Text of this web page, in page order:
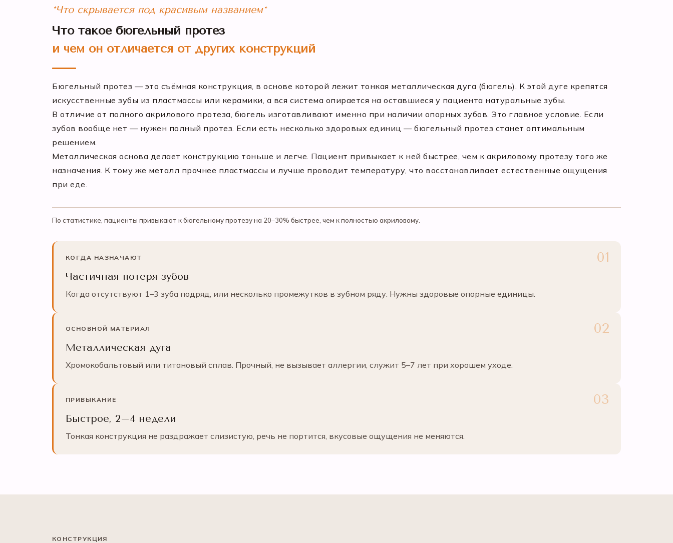
*Что скрывается под красивым названием*
Что такое бюгельный протез
и чем он отличается от других конструкций
Бюгельный протез — это съёмная конструкция, в основе которой лежит тонкая металлическая дуга (бюгель). К этой дуге крепятся
искусственные зубы из пластмассы или керамики, а вся система опирается на оставшиеся у пациента натуральные зубы.
В отличие от полного акрилового протеза, бюгель изготавливают именно при наличии опорных зубов. Это главное условие. Если
зубов вообще нет — нужен полный протез. Если есть несколько здоровых единиц — бюгельный протез станет оптимальным
решением.
Металлическая основа делает конструкцию тоньше и легче. Пациент привыкает к ней быстрее, чем к акриловому протезу того же
назначения. К тому же металл прочнее пластмассы и лучше проводит температуру, что восстанавливает естественные ощущения
при еде.
По статистике, пациенты привыкают к бюгельному протезу на 20–30% быстрее, чем к полностью акриловому.
КОГДА НАЗНАЧАЮТ
Частичная потеря зубов
Когда отсутствуют 1–3 зуба подряд, или несколько промежутков в зубном ряду. Нужны здоровые опорные единицы.
ОСНОВНОЙ МАТЕРИАЛ
Металлическая дуга
Хромокобальтовый или титановый сплав. Прочный, не вызывает аллергии, служит 5–7 лет при хорошем уходе.
ПРИВЫКАНИЕ
Быстрое, 2–4 недели
Тонкая конструкция не раздражает слизистую, речь не портится, вкусовые ощущения не меняются.
КОНСТРУКЦИЯ